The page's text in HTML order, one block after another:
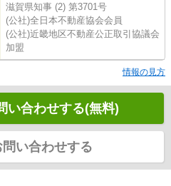
滋賀県知事 (2) 第3701号
(公社)全日本不動産協会会員
(公社)近畿地区不動産公正取引協議会
加盟
情報の見方
い合わせする(無料)
問い合わせする